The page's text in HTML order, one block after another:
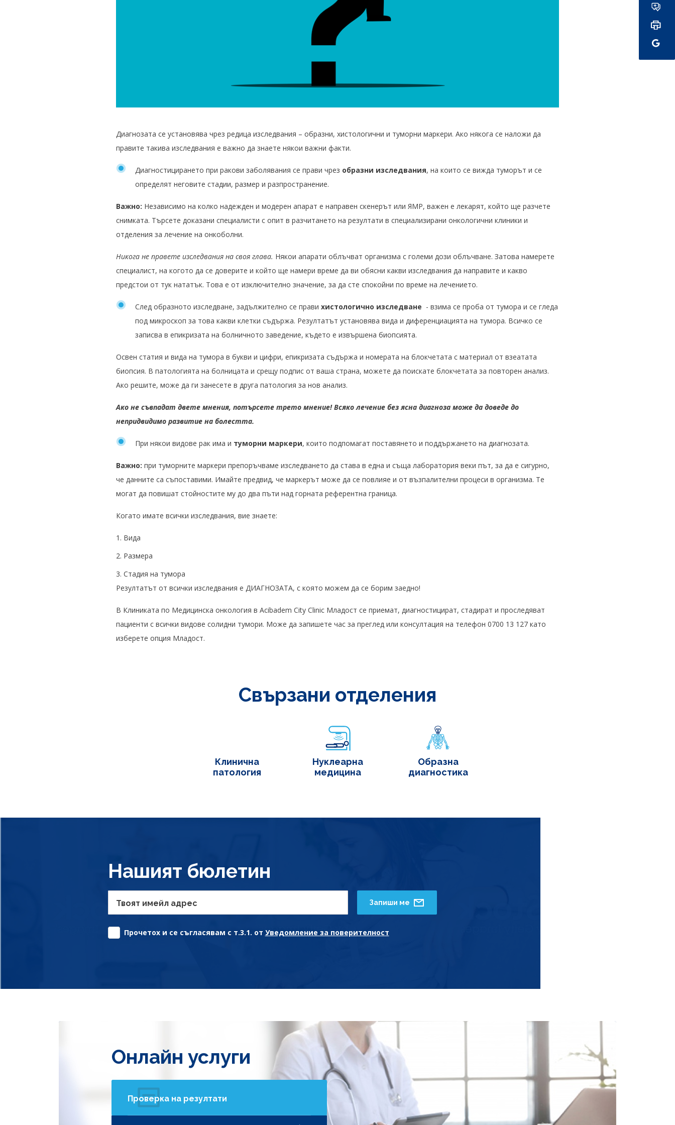
Диагнозата се установява чрез редица изследвания – образни, хистологични и туморни маркери. Ако някога се наложи да
правите такива изследвания е важно да знаете някои важни факти.
Диагностицирането при ракови заболявания се прави чрез образни изследвания, на които се вижда туморът и се
определят неговите стадии, размер и разпространение.
Важно: Независимо на колко надежден и модерен апарат е направен скенерът или ЯМР, важен е лекарят, който ще разчете
снимката. Търсете доказани специалисти с опит в разчитането на резултати в специализирани онкологични клиники и
отделения за лечение на онкоболни.
Никога не правете изследвания на своя глава. Някои апарати облъчват организма с големи дози облъчване. Затова намерете
специалист, на когото да се доверите и който ще намери време да ви обясни какви изследвания да направите и какво
предстои от тук нататък. Това е от изключително значение, за да сте спокойни по време на лечението.
След образното изследване, задължително се прави хистологично изследване - взима се проба от тумора и се гледа
под микроскоп за това какви клетки съдържа. Резултатът установява вида и диференциацията на тумора. Всичко се
записва в епикризата на болничното заведение, където е извършена биопсията.
Освен статия и вида на тумора в букви и цифри, епикризата съдържа и номерата на блокчетата с материал от взеатата
биопсия. В патологията на болницата и срещу подпис от ваша страна, можете да поискате блокчетата за повторен анализ.
Ако решите, може да ги занесете в друга патология за нов анализ.
Ако не съвпадат двете мнения, потърсете трето мнение! Всяко лечение без ясна диагноза може да доведе до
непридвидимо развитие на болестта.
При някои видове рак има и туморни маркери, които подпомагат поставянето и поддържането на диагнозата.
Важно: при туморните маркери препоръчваме изследването да става в една и съща лаборатория веки път, за да е сигурно,
че данните са съпоставими. Имайте предвид, че маркерът може да се повлияе и от възпалителни процеси в организма. Те
могат да повишат стойностите му до два пъти над горната референтна граница.
Когато имате всички изследвания, вие знаете:
Вида
Размера
Стадия на тумора
Резултатът от всички изследвания е ДИАГНОЗАТА, с която можем да се борим заедно!
В Клиниката по Медицинска онкология в Acibadem City Clinic Младост се приемат, диагностицират, стадират и проследяват
пациенти с всички видове солидни тумори. Може да запишете час за преглед или консултация на телефон 0700 13 127 като
изберете опция Младост.
Свързани отделения
Клинична
патология
Нуклеарна
медицина
Образна
диагностика
Нашият бюлетин
Твоят имейл адрес
Прочетох и се съгласявам с т.3.1. от Уведомление за поверителност
Запиши ме
Онлайн услуги
Проверка на резултати